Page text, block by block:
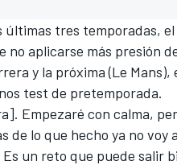
últimas tres temporadas, el
no aplicarse más presión
y la próxima (Le Mans),
test de pretemporada.
Empezaré con calma,
lo que hecho ya no voy
un reto que puede salir